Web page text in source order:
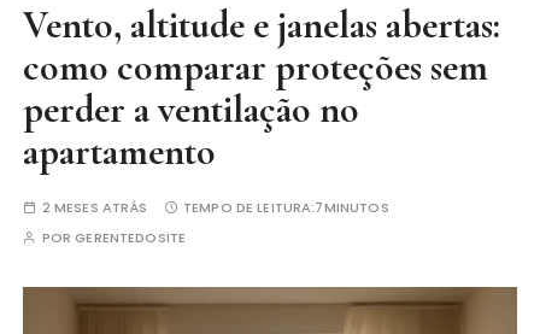
Vento, altitude e janelas abertas:
como comparar proteções sem
perder a ventilação no
apartamento
2 MESES ATRÁS TEMPO DE LEITURA:7MINUTOS
PORGERENTEDOSITE